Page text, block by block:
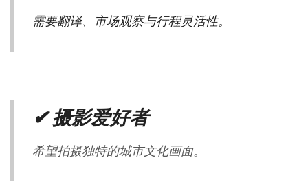
需要翻译、市场观察与行程灵活性。
✔ 摄影爱好者
希望拍摄独特的城市文化画面。